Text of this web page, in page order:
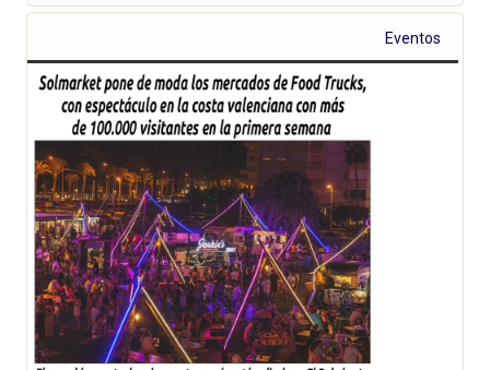
Eventos